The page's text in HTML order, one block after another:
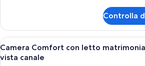
Luxury,
vista
canale
Controlla
Apri
tutte
Una
16
Camera Comfort con letto
vista canale